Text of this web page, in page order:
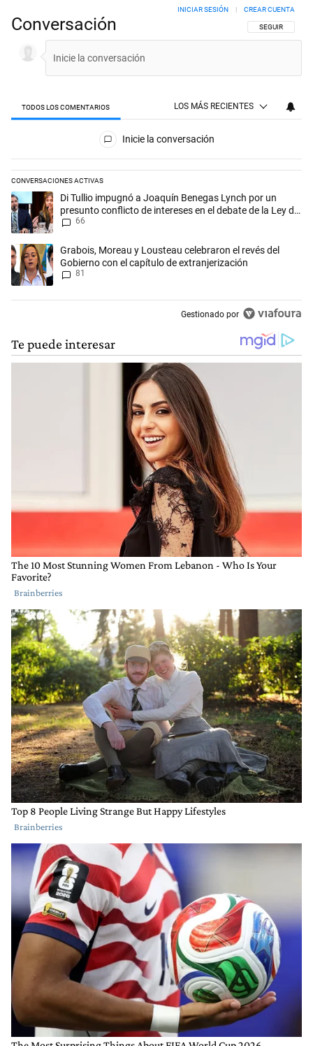
Conversación SIGA ESTA
SEGUIR
INICIAR SESIÓN CREAR CUENTA
TODOS LOS COMENTARIOS LOS MÁS RECIENTES
Todos los comentarios
Inicie la conversación
CONVERSACIONES ACTIVAS
Este listado muestra los artículos con más comentarios en los
Un artículo de tendencia con el título "Di Tullio impugnó a Joaquín
Di Tullio impugnó a Joaquín Benegas Lynch por un
presunto conflicto de intereses en el debate de la Ley de
Tierras
66
Un artículo de tendencia con el título "Grabois, Moreau y Lousteau
Grabois, Moreau y Lousteau celebraron el revés del
Gobierno con el capítulo de extranjerización
81
Gestionado por